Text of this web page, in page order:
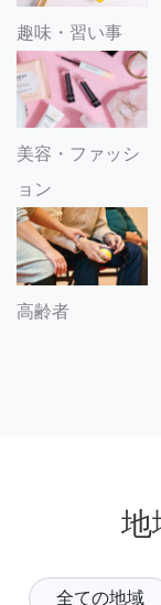
趣味・習い事
美容・ファッシ
ョン
高齢者
地
全ての地域